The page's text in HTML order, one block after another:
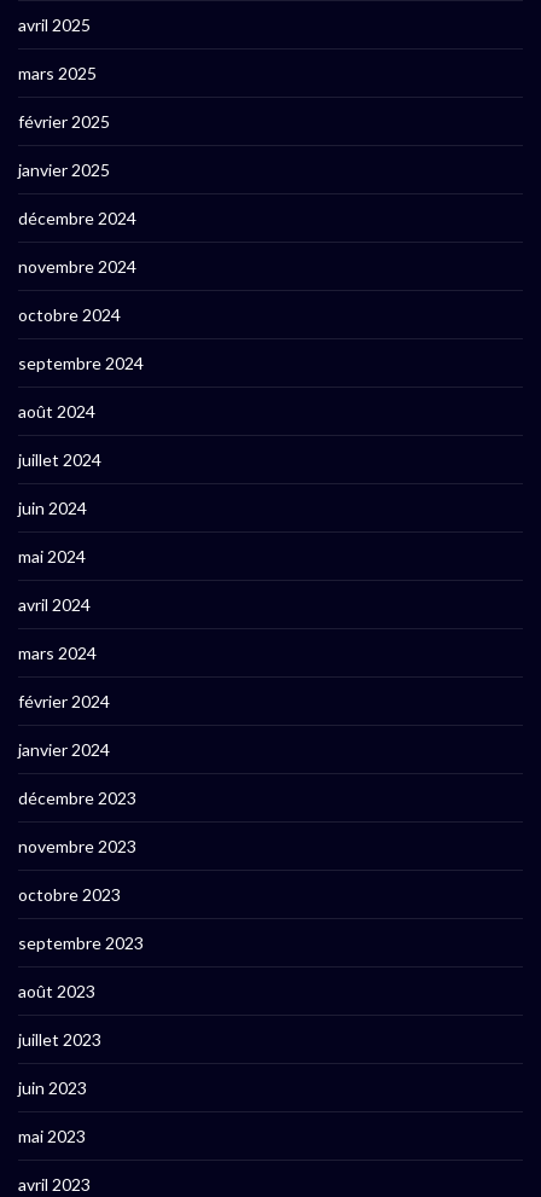
avril 2025
mars 2025
février 2025
janvier 2025
décembre 2024
novembre 2024
octobre 2024
septembre 2024
août 2024
juillet 2024
juin 2024
mai 2024
avril 2024
mars 2024
février 2024
janvier 2024
décembre 2023
novembre 2023
octobre 2023
septembre 2023
août 2023
juillet 2023
juin 2023
mai 2023
avril 2023